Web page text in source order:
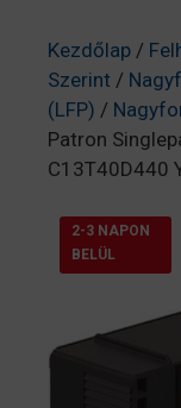
Kezdőlap /
Szerint /
(LFP) /
Patron
C13T40D440
2-3 NAPON
BELÜL